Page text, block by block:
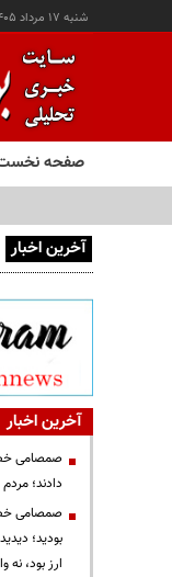
شنبه ۱۷ مرداد ۱۴۰۵
صفحه
آخرین اخبار
آخرین اخبار
صمصامی
دادند؛
صمصامی
بودید؛
ارز بود، نه